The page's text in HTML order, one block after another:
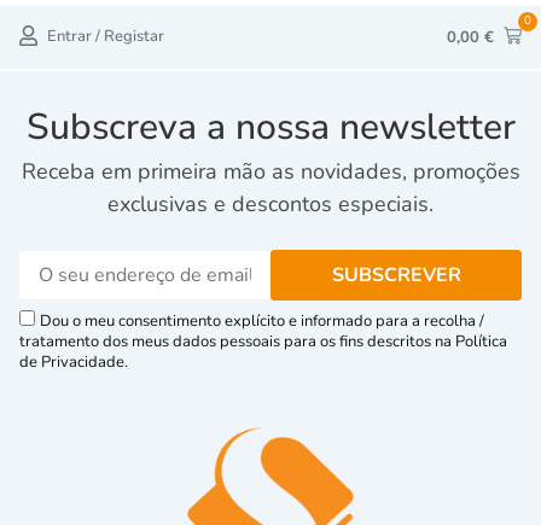
Entrar / Registar 0,00 €
0
Subscreva a nossa newsletter
Receba em primeira mão as novidades, promoções
exclusivas e descontos especiais.
Dou o meu consentimento explícito e informado para a recolha /
tratamento dos meus dados pessoais para os fins descritos na Política
de Privacidade.